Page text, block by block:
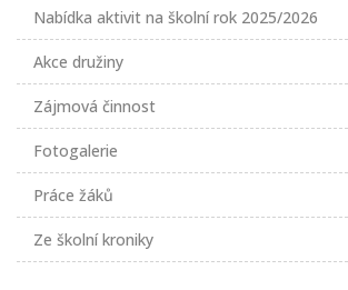
Nabídka aktivit na školní rok 2025/2026
Akce družiny
Zájmová činnost
Fotogalerie
Práce žáků
Ze školní kroniky